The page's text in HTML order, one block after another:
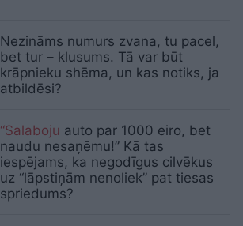
Nezināms numurs zvana, tu pacel,
bet tur – klusums. Tā var būt
krāpnieku shēma, un kas notiks, ja
atbildēsi?
“Salaboju auto par 1000 eiro, bet
naudu nesaņēmu!” Kā tas
iespējams, ka negodīgus cilvēkus
uz “lāpstiņām nenoliek” pat tiesas
spriedums?